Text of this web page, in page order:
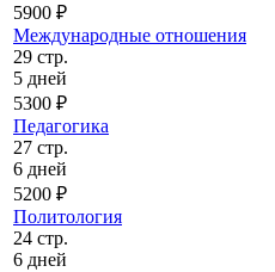
5900 ₽
Международные отношения
29 стр.
5 дней
5300 ₽
Педагогика
27 стр.
6 дней
5200 ₽
Политология
24 стр.
6 дней